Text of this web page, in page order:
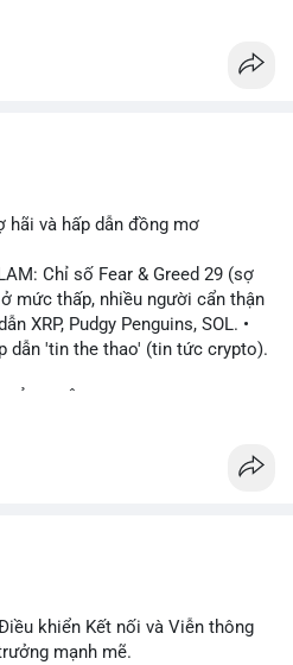
hãi và hấp dẫn đồng mơ
Chỉ số Fear & Greed 29 (sợ
mức thấp, nhiều người cẩn thận
XRP, Pudgy Penguins, SOL. •
dẫn 'tin the thao' (tin tức crypto).
thị ty na' (tỷ giá) và 'giao thông'
giảm áp lực USD. • Binance hỗ
hấp dẫn về $HFT, $SKYAI,
Tâm lý thị trường đang phân
khiển Kết nối và Viễn thông
mạnh mẽ.